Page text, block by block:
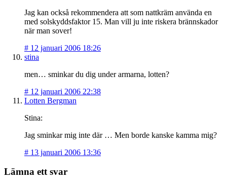
Jag kan också rekommendera att som nattkräm använda en
med solskyddsfaktor 15. Man vill ju inte riskera brännskador
när man sover!
# 12 januari 2006 18:26
stina
men… sminkar du dig under armarna, lotten?
# 12 januari 2006 22:38
Lotten Bergman
Stina:
Jag sminkar mig inte där … Men borde kanske kamma mig?
# 13 januari 2006 13:36
Lämna ett svar